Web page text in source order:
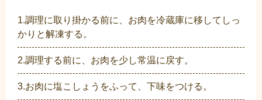
1.調理に取り掛かる前に、お肉を冷蔵庫に移してしっ
かりと解凍する。
2.調理する前に、お肉を少し常温に戻す。
3.お肉に塩こしょうをふって、下味をつける。